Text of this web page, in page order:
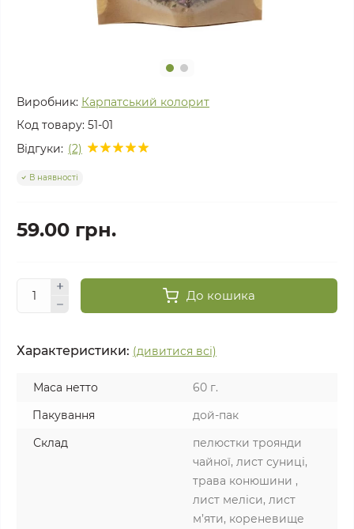
Виробник: Карпатський колорит
Код товару: 51-01
Відгуки: (2)
В наявності
59.00 грн.
До кошика
Характеристики: (дивитися всі)
Маса нетто
60 г.
Пакування
дой-пак
Склад
пелюстки троянди
чайної, лист суниці,
трава конюшини ,
лист меліси, лист
м’яти, кореневище